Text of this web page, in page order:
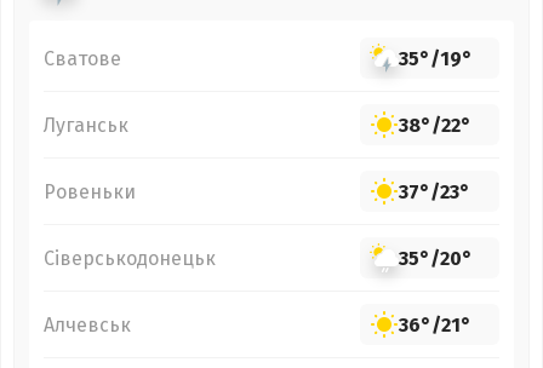
Сватове 35°/19°
Луганськ 38°/22°
Ровеньки 37°/23°
Сіверськодонецьк 35°/20°
Алчевськ 36°/21°